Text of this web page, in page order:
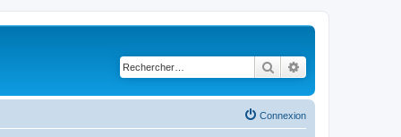
Rechercher
Connexion